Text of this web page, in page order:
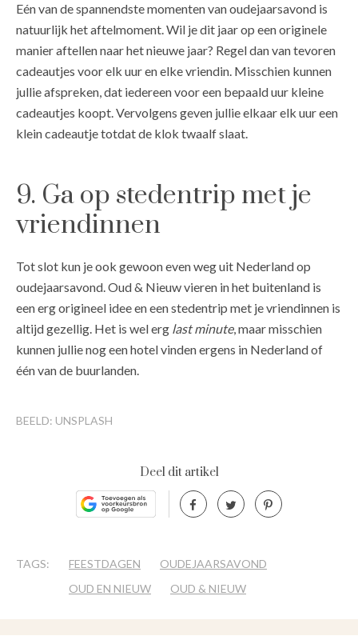
Eén van de spannendste momenten van oudejaarsavond is
natuurlijk het aftelmoment. Wil je dit jaar op een originele
manier aftellen naar het nieuwe jaar? Regel dan van tevoren
cadeautjes voor elk uur en elke vriendin. Misschien kunnen
jullie afspreken, dat iedereen voor een bepaald uur kleine
cadeautjes koopt. Vervolgens geven jullie elkaar elk uur een
klein cadeautje totdat de klok twaalf slaat.
9. Ga op stedentrip met je
vriendinnen
Tot slot kun je ook gewoon even weg uit Nederland op
oudejaarsavond. Oud & Nieuw vieren in het buitenland is
een erg origineel idee en een stedentrip met je vriendinnen is
altijd gezellig. Het is wel erg last minute, maar misschien
kunnen jullie nog een hotel vinden ergens in Nederland of
één van de buurlanden.
BEELD: UNSPLASH
Deel dit artikel
TAGS: FEESTDAGEN
OUDEJAARSAVOND
OUD EN NIEUW
OUD & NIEUW